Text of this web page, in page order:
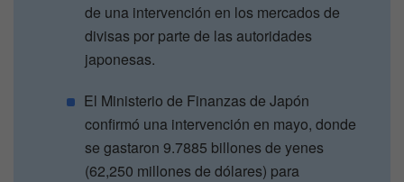
de una intervención en los mercados de
divisas por parte de las autoridades
japonesas.
El Ministerio de Finanzas de Japón
confirmó una intervención en mayo, donde
se gastaron 9.7885 billones de yenes
(62,250 millones de dólares) para